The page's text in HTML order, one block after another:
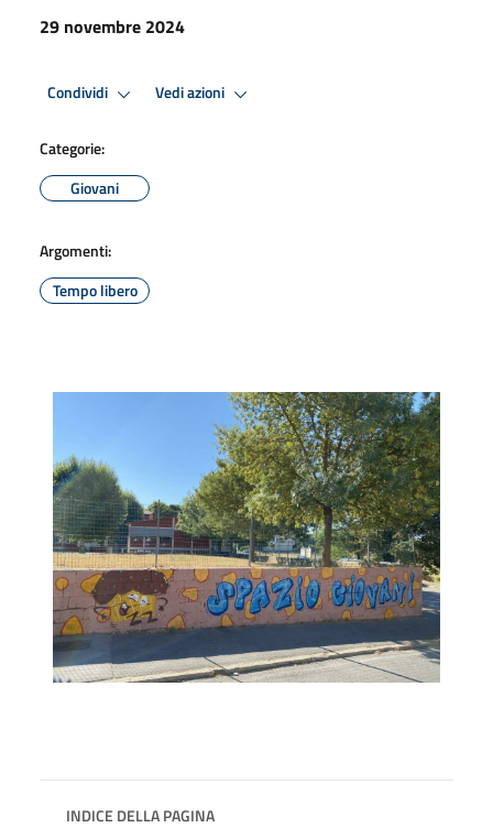
29 novembre 2024
Condividi Vedi azioni
Categorie:
Giovani
Argomenti:
Tempo libero
INDICE DELLA PAGINA